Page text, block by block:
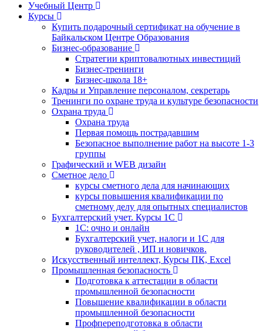
Учебный Центр
Курсы
Купить подарочный сертификат на обучение в
Байкальском Центре Образования
Бизнес-образование
Стратегии криптовалютных инвестиций
Бизнес-тренинги
Бизнес-школа 18+
Кадры и Управление персоналом, секретарь
Тренинги по охране труда и культуре безопасности
Охрана труда
Охрана труда
Первая помощь пострадавшим
Безопасное выполнение работ на высоте 1-3
группы
Графический и WEB дизайн
Сметное дело
курсы сметного дела для начинающих
курсы повышения квалификации по
сметному делу для опытных специалистов
Бухгалтерский учет. Курсы 1С
1С: очно и онлайн
Бухгалтерский учет, налоги и 1С для
руководителей , ИП и новичков.
Искусственный интеллект, Курсы ПК, Excel
Промышленная безопасность
Подготовка к аттестации в области
промышленной безопасности
Повышение квалификации в области
промышленной безопасности
Профпереподготовка в области